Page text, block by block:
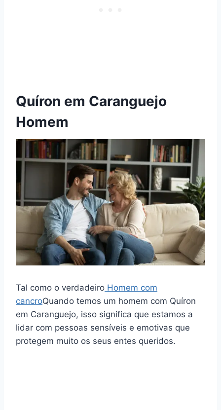
Quíron em Caranguejo
Homem
Tal como o verdadeiro Homem com
cancroQuando temos um homem com Quíron
em Caranguejo, isso significa que estamos a
lidar com pessoas sensíveis e emotivas que
protegem muito os seus entes queridos.